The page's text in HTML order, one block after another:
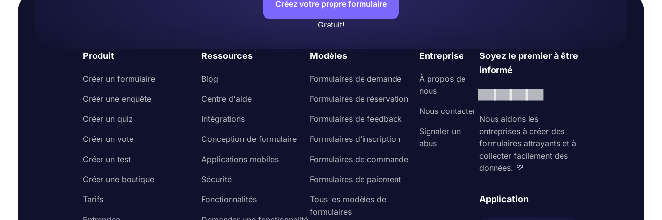
Créez votre propre formulaire
Gratuit!
Produit
Créer un formulaire
Créer une enquête
Créer un quiz
Créer un vote
Créer un test
Créer une boutique
Tarifs
Ressources
Blog
Centre d'aide
Intégrations
Conception de formulaire
Applications mobiles
Sécurité
Fonctionnalités
Modèles
Formulaires de demande
Formulaires de réservation
Formulaires de feedback
Formulaires d’inscription
Formulaires de commande
Formulaires de paiement
Tous les modèles de
formulaires
Entreprise
À propos de
nous
Nous contacter
Signaler un
abus
Soyez le premier à être
informé
Nous aidons les
entreprises à créer des
formulaires attrayants et à
collecter facilement des
données. 💜
Application